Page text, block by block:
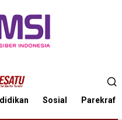
Sosial Parekraf